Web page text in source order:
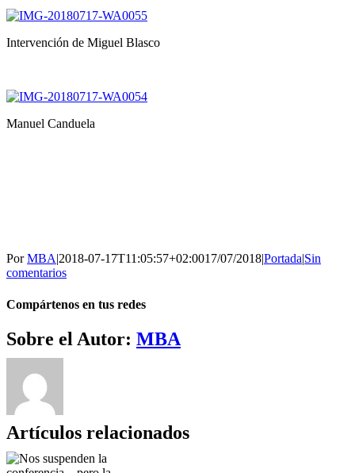
Intervención de Miguel Blasco
Manuel Canduela
PorMBA|2018-07-17T11:05:57+02:0017/07/2018|Portada|Sin
comentarios
Compártenos en tus redes
Facebook
Twitter
WhatsApp
Telegram
Correo
electrónico
Sobre el Autor: MBA
Artículos relacionados